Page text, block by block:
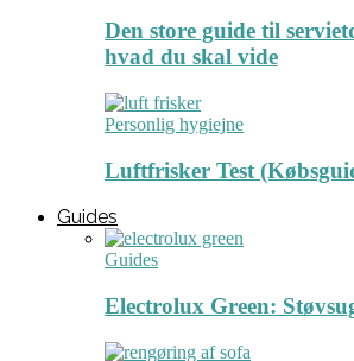
Den store guide til
hvad du skal vide
Personlig hygiejne
Luftfrisker Test
Guides
Guides
Electrolux Green: